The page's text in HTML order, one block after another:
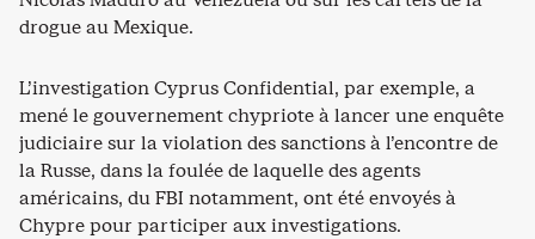
drogue au Mexique.
L’investigation Cyprus Confidential, par exemple, a
mené le gouvernement chypriote à lancer une enquête
judiciaire sur la violation des sanctions à l’encontre de
la Russe, dans la foulée de laquelle des agents
américains, du FBI notamment, ont été envoyés à
Chypre pour participer aux investigations.